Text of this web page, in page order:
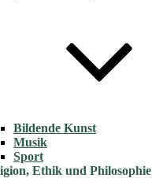
Bildende Kunst
Musik
Sport
Ethik und Philosophie